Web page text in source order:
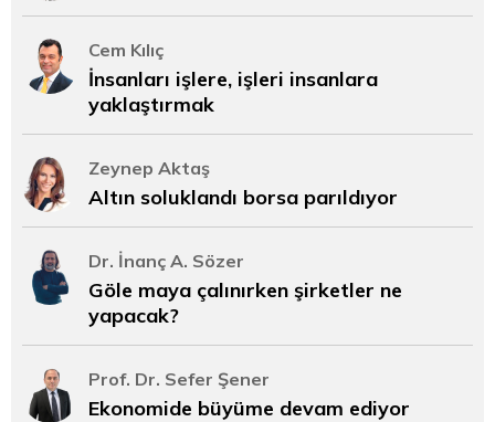
Cem Kılıç
İnsanları işlere, işleri insanlara
yaklaştırmak
Zeynep Aktaş
Altın soluklandı borsa parıldıyor
Dr. İnanç A. Sözer
Göle maya çalınırken şirketler ne
yapacak?
Prof. Dr. Sefer Şener
Ekonomide büyüme devam ediyor